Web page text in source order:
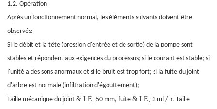
1.2. Opération
Après un fonctionnement normal, les éléments suivants doivent être
observés:
Si le débit et la tête (pression d'entrée et de sortie) de la pompe sont
stables et répondent aux exigences du processus; si le courant est stable; si
l'unité a des sons anormaux et si le bruit est trop fort; si la fuite du joint
d'arbre est normale (infiltration d'égouttement);
Taille mécanique du joint & LE; 50 mm, fuite & LE; 3 ml / h. Taille